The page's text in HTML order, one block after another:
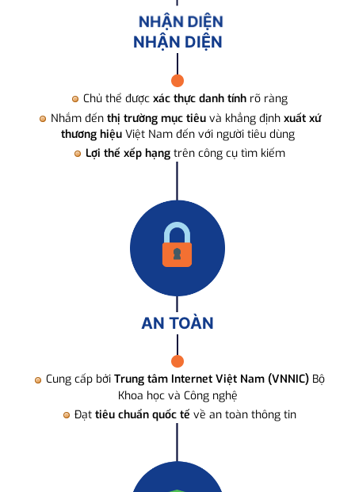
NHẬN DIỆN
Chủ thể được xác thực danh tính rõ ràng
Nhắm đến thị trường mục tiêuvà khẳng định xuất xứ
thương hiệuViệt Nam đến với người tiêu dùng
Lợi thế xếp hạng trên công cụ tìm kiếm
AN TOÀN
Cung cấp bởi Trung tâm Internet Việt Nam (VNNIC) Bộ
Khoa học và Công nghệ
Đạt tiêu chuẩn quốc tế về an toàn thông tin